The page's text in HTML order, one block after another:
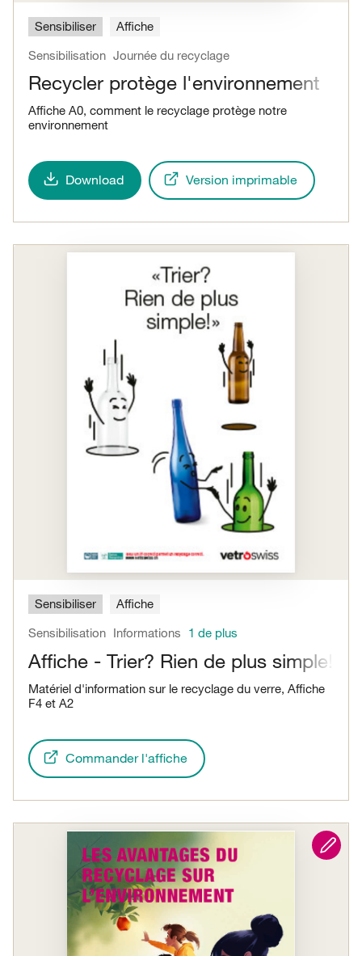
Sensibiliser
Affiche
Sensibilisation Journée du recyclage
Recycler protège l'environnement
Affiche A0, comment le recyclage protège notre
environnement
Download Version imprimable
Sensibiliser
Affiche
Sensibilisation Informations 1 de plus
Affiche - Trier? Rien de plus simple!
Matériel d'information sur le recyclage du verre, Affiche
F4 et A2
Commander l'affiche